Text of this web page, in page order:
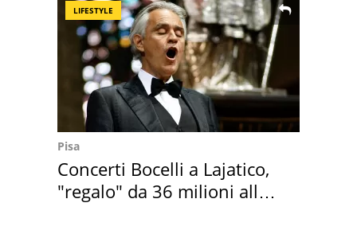
LIFESTYLE
Pisa
Concerti Bocelli a Lajatico,
"regalo" da 36 milioni alla